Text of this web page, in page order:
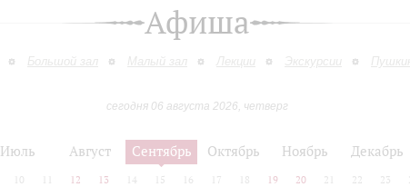
Афиша
Большой зал Малый зал Лекции Экскурсии
сегодня 06 августа 2026, четверг
Июль Август Сентябрь Октябрь Ноябрь Декабрь
10 12 13 14 15 16 17 18 19 20 21 22 23